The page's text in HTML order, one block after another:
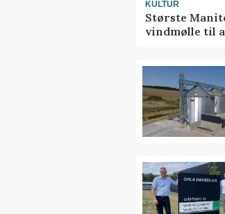
KULTUR
Største
vindmølle til